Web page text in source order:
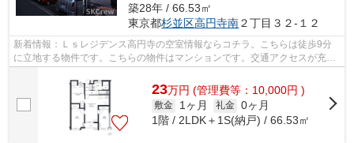
築28年 / 66.53㎡
東京都杉並区高円寺南２丁目３２-１２
新着情報：Ｌｓレジデンス高円寺の空室情報ならコチラ。こちらは徒歩9分
に立地する物件です。こちらの物件はマンションです。交通アクセスが充実
している総武線高円寺周辺での物件探し...
23万円 (管理費等：10,000円 )
敷金 1ヶ月 礼金 0ヶ月
1階 / 2LDK＋1S(納戸) / 66.53㎡